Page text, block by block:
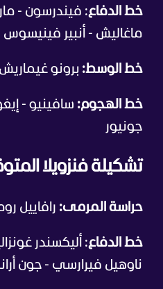
خط الدفاع: فيندرسون -
ماغاليش - أنبير فينيسوس
خط الوسط: برونو
خط الهجوم: سافينيو -
جونيور
تشكيلة فنزويلا
حراسة المرمى: رافاييل
خط الدفاع: أليكسندر
ناوهيل فيرارسي - جون